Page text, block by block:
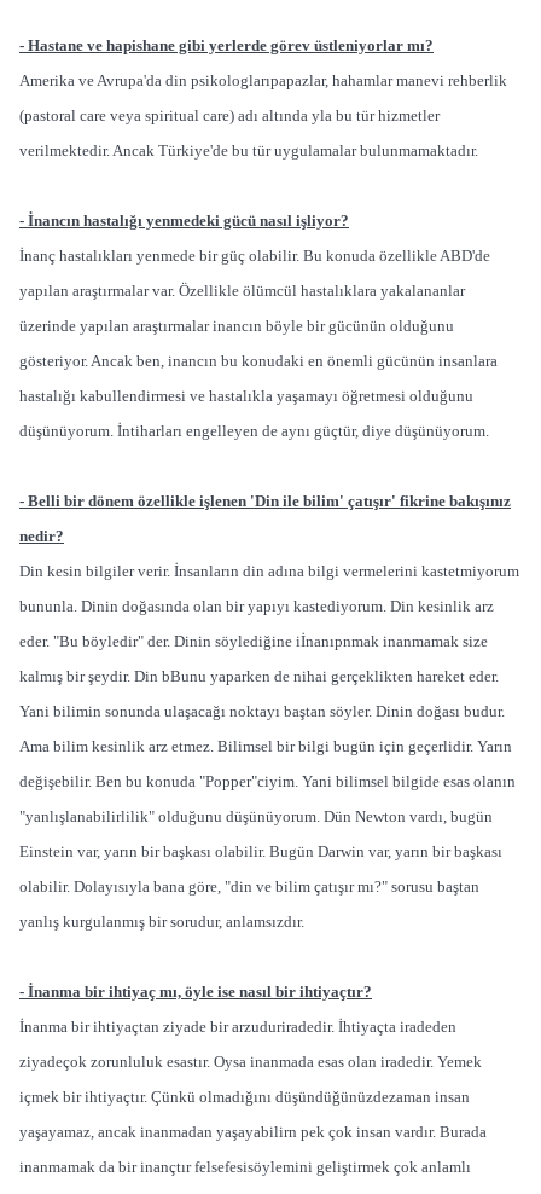
- Hastane ve hapishane gibi yerlerde görev üstleniyorlar mı?
Amerika ve Avrupa'da din psikologlarıpapazlar, hahamlar manevi rehberlik
(pastoral care veya spiritual care) adı altında yla bu tür hizmetler
verilmektedir. Ancak Türkiye'de bu tür uygulamalar bulunmamaktadır.
- İnancın hastalığı yenmedeki gücü nasıl işliyor?
İnanç hastalıkları yenmede bir güç olabilir. Bu konuda özellikle ABD'de
yapılan araştırmalar var. Özellikle ölümcül hastalıklara yakalananlar
üzerinde yapılan araştırmalar inancın böyle bir gücünün olduğunu
gösteriyor. Ancak ben, inancın bu konudaki en önemli gücünün insanlara
hastalığı kabullendirmesi ve hastalıkla yaşamayı öğretmesi olduğunu
düşünüyorum. İntiharları engelleyen de aynı güçtür, diye düşünüyorum.
- Belli bir dönem özellikle işlenen 'Din ile bilim' çatışır' fikrine bakışınız
nedir?
Din kesin bilgiler verir. İnsanların din adına bilgi vermelerini kastetmiyorum
bununla. Dinin doğasında olan bir yapıyı kastediyorum. Din kesinlik arz
eder. "Bu böyledir" der. Dinin söylediğine iİnanıpnmak inanmamak size
kalmış bir şeydir. Din bBunu yaparken de nihai gerçeklikten hareket eder.
Yani bilimin sonunda ulaşacağı noktayı baştan söyler. Dinin doğası budur.
Ama bilim kesinlik arz etmez. Bilimsel bir bilgi bugün için geçerlidir. Yarın
değişebilir. Ben bu konuda "Popper"ciyim. Yani bilimsel bilgide esas olanın
"yanlışlanabilirlilik" olduğunu düşünüyorum. Dün Newton vardı, bugün
Einstein var, yarın bir başkası olabilir. Bugün Darwin var, yarın bir başkası
olabilir. Dolayısıyla bana göre, "din ve bilim çatışır mı?" sorusu baştan
yanlış kurgulanmış bir sorudur, anlamsızdır.
- İnanma bir ihtiyaç mı, öyle ise nasıl bir ihtiyaçtır?
İnanma bir ihtiyaçtan ziyade bir arzuduriradedir. İhtiyaçta iradeden
ziyadeçok zorunluluk esastır. Oysa inanmada esas olan iradedir. Yemek
içmek bir ihtiyaçtır. Çünkü olmadığını düşündüğünüzdezaman insan
yaşayamaz, ancak inanmadan yaşayabilirn pek çok insan vardır. Burada
inanmamak da bir inançtır felsefesisöylemini geliştirmek çok anlamlı